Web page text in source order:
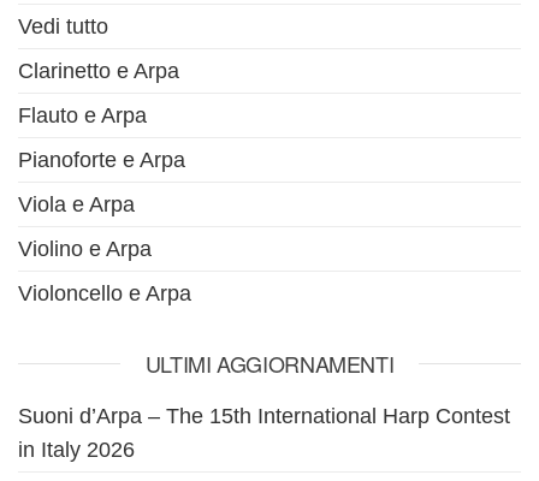
Vedi tutto
Clarinetto e Arpa
Flauto e Arpa
Pianoforte e Arpa
Viola e Arpa
Violino e Arpa
Violoncello e Arpa
ULTIMI AGGIORNAMENTI
Suoni d’Arpa – The 15th International Harp Contest
in Italy 2026